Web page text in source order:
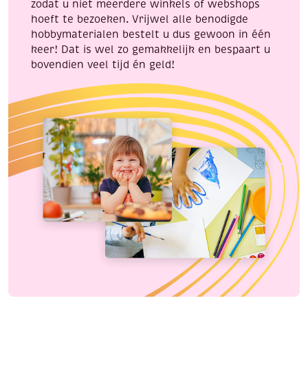
zodat u niet meerdere winkels of webshops
hoeft te bezoeken. Vrijwel alle benodigde
hobbymaterialen bestelt u dus gewoon in één
keer! Dat is wel zo gemakkelijk en bespaart u
bovendien veel tijd én geld!